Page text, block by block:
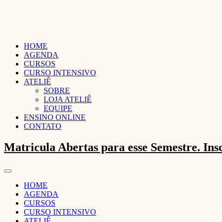
HOME
AGENDA
CURSOS
CURSO INTENSIVO
ATELIÊ
SOBRE
LOJA ATELIÊ
EQUIPE
ENSINO ONLINE
CONTATO
Matricula Abertas para esse Semestre.
HOME
AGENDA
CURSOS
CURSO INTENSIVO